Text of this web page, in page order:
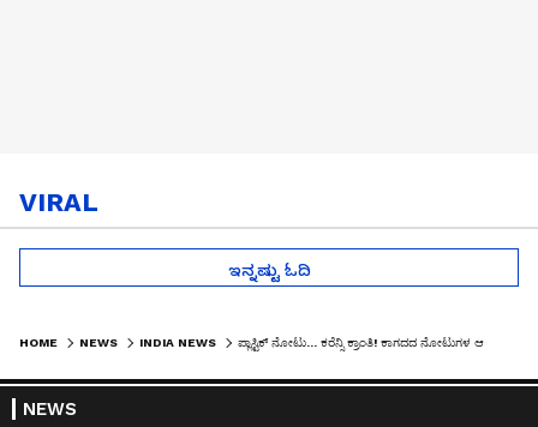
VIRAL
ಇನ್ನಷ್ಟು ಓದಿ
HOME NEWS INDIA NEWS
NEWS